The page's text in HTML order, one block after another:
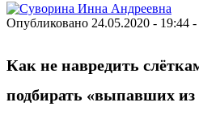
Опубликовано 24.05.2020 - 19:44 -
Как не навредить
подбирать «выпавших из